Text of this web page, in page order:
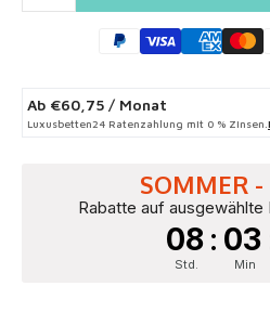
Ab €60,75 / Monat
Luxusbetten24 Ratenzahlung mit 0 % Zinsen.
SOMMER -
Rabatte auf ausgewählte
08 : 03
Std. Min